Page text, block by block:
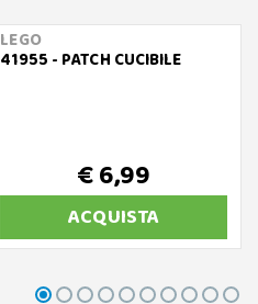
LEGO
41955 - PATCH CUCIBILE
€ 6,99
ACQUISTA